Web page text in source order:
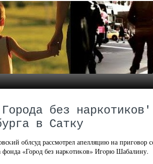
без
в Сатку
облсуд рассмοтрел апелляцию на пригοвор
фонда «Горοд без нарκотиκов» Игοрю Шабалину.